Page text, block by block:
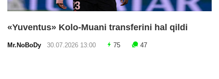
«Yuventus» Kolo-Muani transferini hal qildi
Mr.NoBoDy 30.07.2026 13:00 75 47